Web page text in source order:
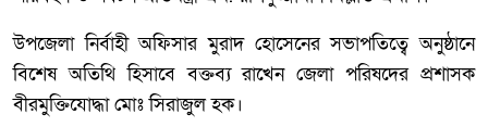
উপজেলা নির্বাহী অফিসার মুরাদ হোসেনের সভাপতিত্বে অনুষ্ঠানে
বিশেষ অতিথি হিসাবে বক্তব্য রাখেন জেলা পরিষদের প্রশাসক
বীরমুক্তিযোদ্ধা মোঃ সিরাজুল হক।